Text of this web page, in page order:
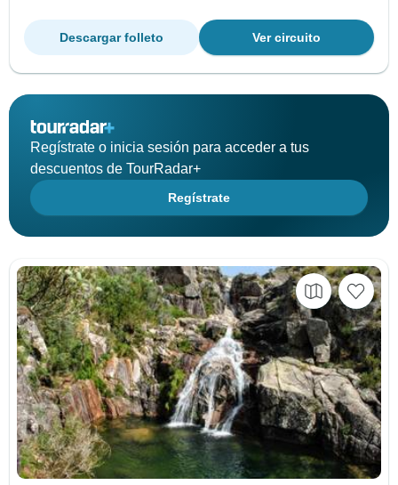
Ver circuito
Descargar folleto
Regístrate o inicia sesión para acceder a tus
descuentos de TourRadar+
Regístrate